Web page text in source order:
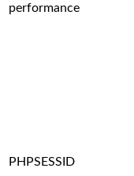
performance
PHPSESSID